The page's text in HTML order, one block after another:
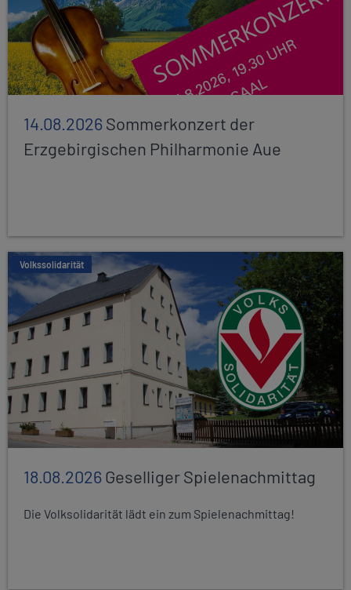
14.08.2026Sommerkonzert der
Erzgebirgischen Philharmonie Aue
Volkssolidarität
18.08.2026Geselliger Spielenachmittag
Die Volksolidarität lädt ein zum Spielenachmittag!